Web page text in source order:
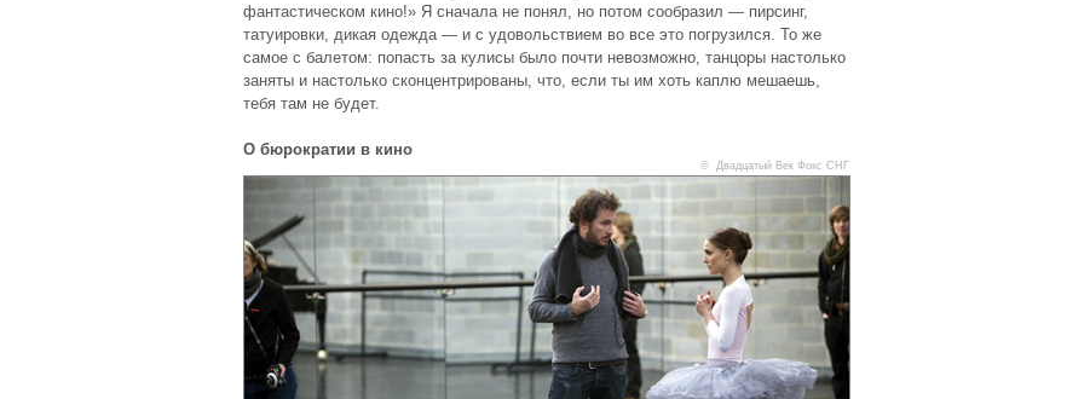
фантастическом кино!» Я сначала не понял, но потом сообразил — пирсинг,
татуировки, дикая одежда — и с удовольствием во все это погрузился. То же
самое с балетом: попасть за кулисы было почти невозможно, танцоры настолько
заняты и настолько сконцентрированы, что, если ты им хоть каплю мешаешь,
тебя там не будет.
О бюрократии в кино
© Двадцатый Век Фокс СНГ